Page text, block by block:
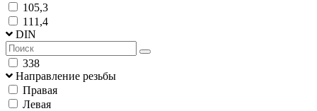
105,3
111,4
DIN
338
Направление резьбы
Правая
Левая